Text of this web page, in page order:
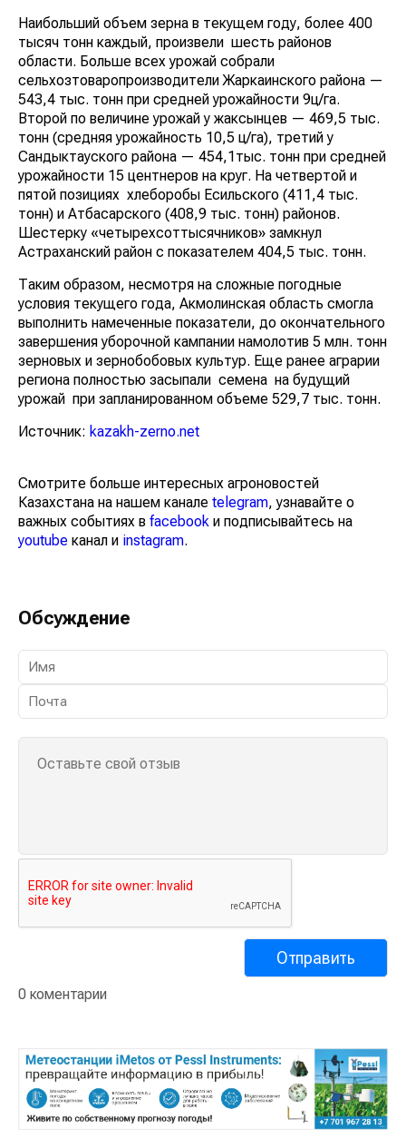
Наибольший объем зерна в текущем году, более 400
тысяч тонн каждый, произвели шесть районов
области. Больше всех урожай собрали
сельхозтоваропроизводители Жаркаинского района —
543,4 тыс. тонн при средней урожайности 9ц/га.
Второй по величине урожай у жаксынцев — 469,5 тыс.
тонн (средняя урожайность 10,5 ц/га), третий у
Сандыктауского района — 454,1тыс. тонн при средней
урожайности 15 центнеров на круг. На четвертой и
пятой позициях хлеборобы Есильского (411,4 тыс.
тонн) и Атбасарского (408,9 тыс. тонн) районов.
Шестерку «четырехсоттысячников» замкнул
Астраханский район с показателем 404,5 тыс. тонн.
Таким образом, несмотря на сложные погодные
условия текущего года, Акмолинская область смогла
выполнить намеченные показатели, до окончательного
завершения уборочной кампании намолотив 5 млн. тонн
зерновых и зернобобовых культур. Еще ранее аграрии
региона полностью засыпали семена на будущий
урожай при запланированном объеме 529,7 тыс. тонн.
Источник: kazakh-zerno.net
Смотрите больше интересных агроновостей
Казахстана на нашем канале telegram, узнавайте о
важных событиях в facebook и подписывайтесь на
youtube канал и instagram.
Обсуждение
0 коментарии